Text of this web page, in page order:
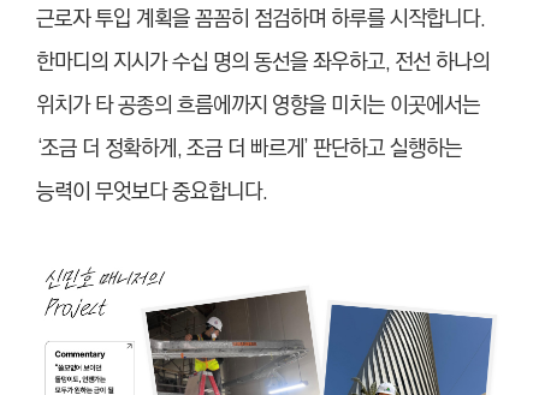
근로자 투입 계획을 꼼꼼히 점검하며 하루를 시작합니다.
한마디의 지시가 수십 명의 동선을 좌우하고, 전선 하나의
위치가 타 공종의 흐름에까지 영향을 미치는 이곳에서는
‘조금 더 정확하게, 조금 더 빠르게’ 판단하고 실행하는
능력이 무엇보다 중요합니다.